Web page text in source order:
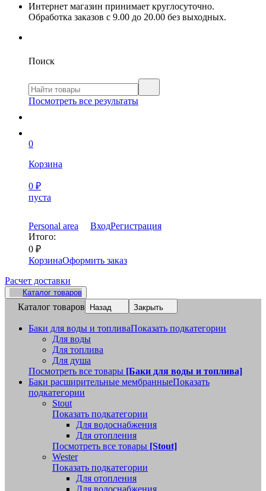
Интернет магазин принимает круглосуточно.
Обработка заказов с 9.00 до 20.00 без выходных.
Поиск
Посмотреть все результаты
0
Корзина
0 ₽
пуста
Personal area ВходРегистрация
Итого:
0 ₽
КорзинаОформить заказ
Расчет доставки
Каталог товаров
Каталог товаров Назад Закрыть
Баки для воды и топливаПоказать подкатегории
Для воды
Для топлива
Для душа
Посмотреть все товары [Баки для воды и топлива]
Баки расширительные мембранныеПоказать
подкатегории
Stout
Показать подкатегории
Для водоснабжения
Для отопления
Посмотреть все товары [Stout]
Wester
Показать подкатегории
Для отопления
Для водоснабжения